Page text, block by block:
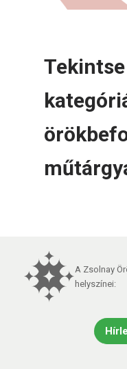
A Zsolnay
helyszínei: